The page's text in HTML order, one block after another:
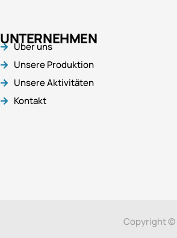
UNTERNEHMEN
Über uns
Unsere Produktion
Unsere Aktivitäten
Kontakt
Copyright ©